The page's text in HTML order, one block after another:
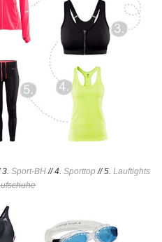
3. Sport-BH// 4. Sporttop// 5. Lauftights